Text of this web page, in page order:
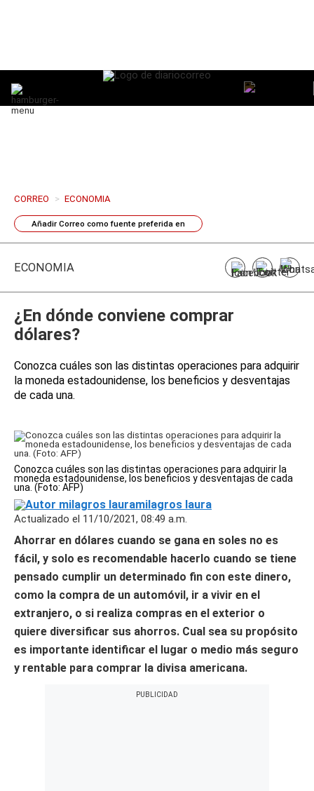
CORREO > ECONOMIA
Añadir Correo como fuente preferida en
ECONOMÍA
¿En dónde conviene comprar
dólares?
Conozca cuáles son las distintas operaciones para adquirir
la moneda estadounidense, los beneficios y desventajas
de cada una.
Conozca cuáles son las distintas operaciones para adquirir la
moneda estadounidense, los beneficios y desventajas de cada
una. (Foto: AFP)
milagros laura
Actualizado el 11/10/2021, 08:49 a.m.
Ahorrar en dólares cuando se gana en soles no es
fácil, y solo es recomendable hacerlo cuando se tiene
pensado cumplir un determinado fin con este dinero,
como la compra de un automóvil, ir a vivir en el
extranjero, o si realiza compras en el exterior o
quiere diversificar sus ahorros. Cual sea su propósito
es importante identificar el lugar o medio más seguro
y rentable para comprar la divisa americana.